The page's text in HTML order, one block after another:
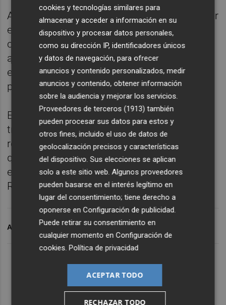
Asimismo, la Comisión Europea deberá tener
en cuenta esa procedencia al repartir las
cuotas nacionales y revisar de manera
anticipada el alcance de la regulación para
estudiar si conviene ampliar el número de
productos cubiertos.
El acuerdo contempla además un
tratamiento específico para Ucrania en el
reparto de esas cuotas, al considerar la UE
que su industria siderúrgica se ha visto
especialmente afectada por la guerra con
Rusia.
ARCHIVADO EN EUROCÁMARA ACERO ARANCELES
cookies y tecnologías similares para
almacenar y acceder a información en su
dispositivo y procesar datos personales,
como su dirección IP, identificadores únicos
y datos de navegación, para ofrecer
anuncios y contenido personalizados, medir
anuncios y contenido, obtener información
sobre la audiencia y mejorar los servicios.
Proveedores de terceros (1913) también
pueden procesar sus datos para estos y
otros fines, incluido el uso de datos de
geolocalización precisos y características
del dispositivo. Sus elecciones se aplican
solo a este sitio web. Algunos proveedores
pueden basarse en el interés legítimo en
lugar del consentimiento; tiene derecho a
oponerse enConfiguración de publicidad
Puede retirar su consentimiento en
cualquier momento enConfiguración de
cookies .Política de privacidad
ACEPTAR TODO
RECHAZAR TODO